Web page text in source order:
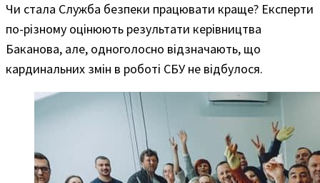
Чи стала Служба безпеки працювати краще? Експерти
по-різному оцінюють результати керівництва
Баканова, але, одноголосно відзначають, що
кардинальних змін в роботі СБУ не відбулося.